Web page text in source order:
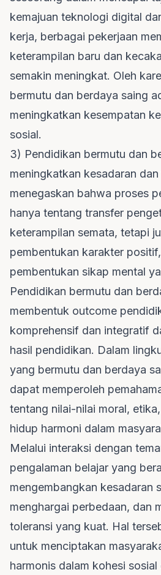
kemajuan teknologi digital
kerja, berbagai pekerjaan
keterampilan baru dan
semakin meningkat. Oleh
bermutu dan berdaya saing
meningkatkan kesempatan
sosial.
3) Pendidikan bermutu dan
meningkatkan kesadaran
menegaskan bahwa proses
hanya tentang transfer
keterampilan semata, tetapi
pembentukan karakter
pembentukan sikap mental
Pendidikan bermutu dan
membentuk outcome
komprehensif dan integratif
hasil pendidikan. Dalam
yang bermutu dan berdaya
dapat memperoleh
tentang nilai-nilai moral,
hidup harmoni dalam
Melalui interaksi dengan
pengalaman belajar yang
mengembangkan kesadaran
menghargai perbedaan, dan
toleransi yang kuat. Hal
untuk menciptakan
harmonis dalam kohesi sosial